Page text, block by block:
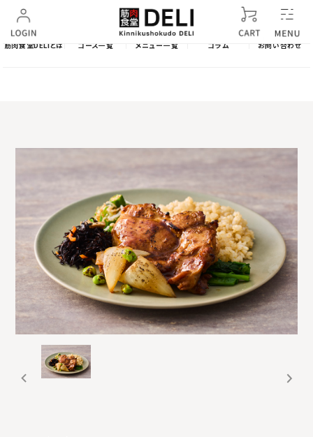
筋肉食堂DELIとは コース一覧 メニュー一覧 コラム お問い合わせ